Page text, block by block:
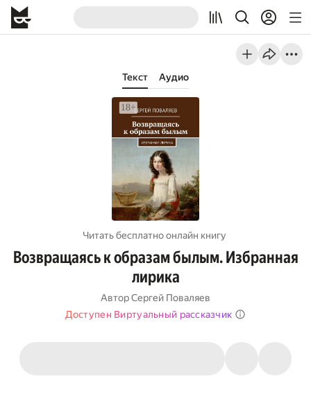
Текст Аудио
Читать бесплатно онлайн книгу
Возвращаясь к образам былым. Избранная
лирика
АвторСергей Поваляев
Доступен Виртуальный рассказчик